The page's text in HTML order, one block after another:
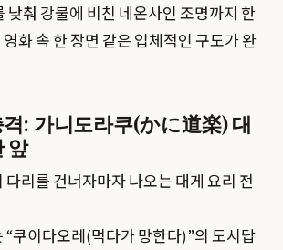
낮춰 강물에 비친 네온사인 조명까지 한
화 속 한 장면 같은 입체적인 구도가 완
: 가니도라쿠(かに道楽) 대
앞
다리를 건너자마자 나오는 대게 요리 전
“쿠이다오레(먹다가 망한다)”의 도시답